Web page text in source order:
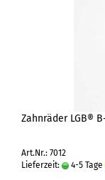
Zahnräder LGB®
Art.Nr.: 7012
Lieferzeit:
4-5 Tage